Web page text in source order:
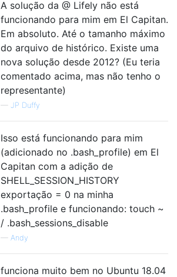
A solução da @ Lifely não está
funcionando para mim em El Capitan.
Em absoluto. Até o tamanho máximo
do arquivo de histórico. Existe uma
nova solução desde 2012? (Eu teria
comentado acima, mas não tenho o
representante)
— JP Duffy
Isso está funcionando para mim
(adicionado no .bash_profile) em El
Capitan com a adição de
SHELL_SESSION_HISTORY
exportação = 0 na minha
.bash_profile e funcionando: touch ~
/ .bash_sessions_disable
— Andy
funciona muito bem no Ubuntu 18.04